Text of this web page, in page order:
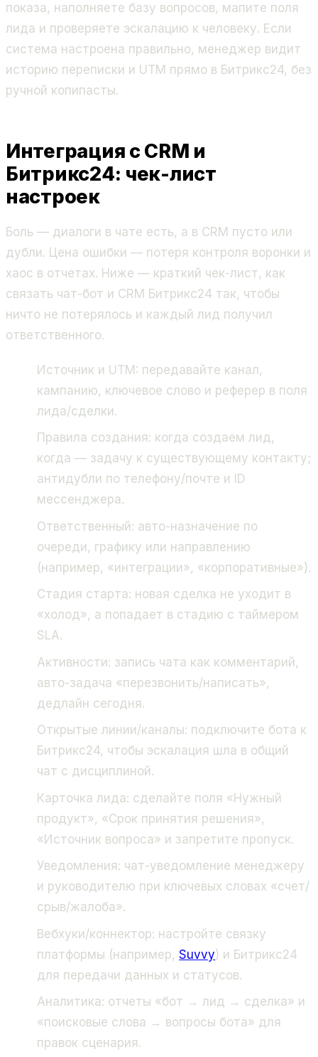
показа, наполняете базу вопросов, мапите поля
лида и проверяете эскалацию к человеку. Если
система настроена правильно, менеджер видит
историю переписки и UTM прямо в Битрикс24, без
ручной копипасты.
Интеграция с CRM и
Битрикс24: чек-лист
настроек
Боль — диалоги в чате есть, а в CRM пусто или
дубли. Цена ошибки — потеря контроля воронки и
хаос в отчетах. Ниже — краткий чек-лист, как
связать чат-бот и CRM Битрикс24 так, чтобы
ничто не потерялось и каждый лид получил
ответственного.
Источник и UTM: передавайте канал,
кампанию, ключевое слово и реферер в поля
лида/сделки.
Правила создания: когда создаем лид,
когда — задачу к существующему контакту;
антидубли по телефону/почте и ID
мессенджера.
Ответственный: авто-назначение по
очереди, графику или направлению
(например, «интеграции», «корпоративные»).
Стадия старта: новая сделка не уходит в
«холод», а попадает в стадию с таймером
SLA.
Активности: запись чата как комментарий,
авто-задача «перезвонить/написать»,
дедлайн сегодня.
Открытые линии/каналы: подключите бота к
Битрикс24, чтобы эскалация шла в общий
чат с дисциплиной.
Карточка лида: сделайте поля «Нужный
продукт», «Срок принятия решения»,
«Источник вопроса» и запретите пропуск.
Уведомления: чат-уведомление менеджеру
и руководителю при ключевых словах «счет/
срыв/жалоба».
Вебхуки/коннектор: настройте связку
платформы (например,Suvvy) и Битрикс24
для передачи данных и статусов.
Аналитика: отчеты «бот → лид → сделка» и
«поисковые слова → вопросы бота» для
правок сценария.